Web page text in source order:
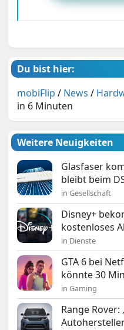
Du bist hier:
mobiFlip / News /
in 6 Minuten
Weitere Neuigkeiten
Glasfaser
bleibt beim
in Gesellschaft
Disney+
kostenloses
in Dienste
GTA 6 bei
könnte 30
in Gaming
Range